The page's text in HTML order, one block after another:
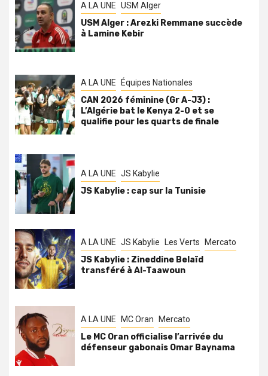
A LA UNE USM Alger
USM Alger : Arezki Remmane succède
à Lamine Kebir
A LA UNE Équipes Nationales
CAN 2026 féminine (Gr A-J3) :
L’Algérie bat le Kenya 2-0 et se
qualifie pour les quarts de finale
A LA UNE JS Kabylie
JS Kabylie : cap sur la Tunisie
A LA UNE JS Kabylie Les Verts Mercato
JS Kabylie : Zineddine Belaïd
transféré à Al-Taawoun
A LA UNE MC Oran Mercato
Le MC Oran officialise l’arrivée du
défenseur gabonais Omar Baynama